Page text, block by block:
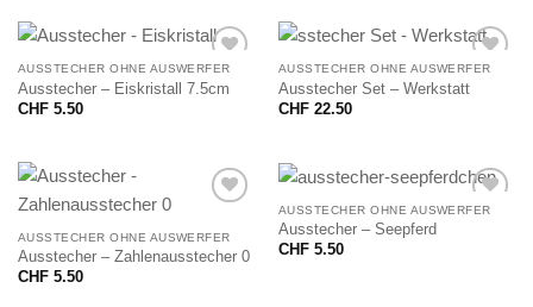
AUSSTECHER OHNE AUSWERFER
Ausstecher – Eiskristall 7.5cm
CHF5.50
AUSSTECHER OHNE AUSWERFER
Ausstecher Set – Werkstatt
CHF22.50
AUSSTECHER OHNE AUSWERFER
Ausstecher – Zahlenausstecher 0
CHF5.50
AUSSTECHER OHNE AUSWERFER
Ausstecher – Seepferd
CHF5.50